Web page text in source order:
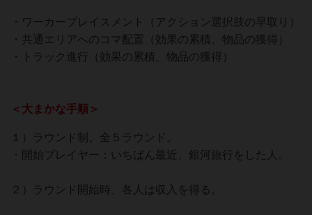
・ワーカープレイスメント（アクション選択肢の早取り）
・共通エリアへのコマ配置（効果の累積、物品の獲得）
・トラック進行（効果の累積、物品の獲得）
＜大まかな手順＞
１）ラウンド制。全５ラウンド。
・開始プレイヤー：いちばん最近、銀河旅行をした人。
２）ラウンド開始時、各人は収入を得る。